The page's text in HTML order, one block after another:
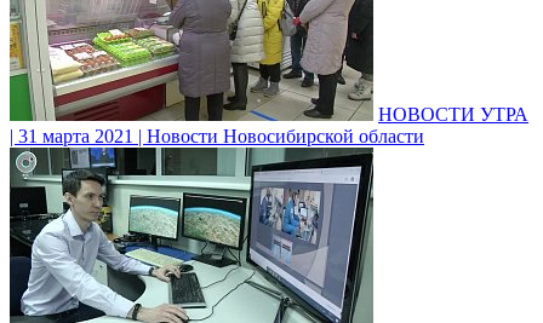
НОВОСТИ УТРА
| 31 марта 2021 | Новости Новосибирской области